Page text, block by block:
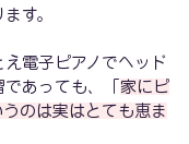
す。
電子ピアノでヘッド
あっても、「 家にピ
のは実はとても恵ま